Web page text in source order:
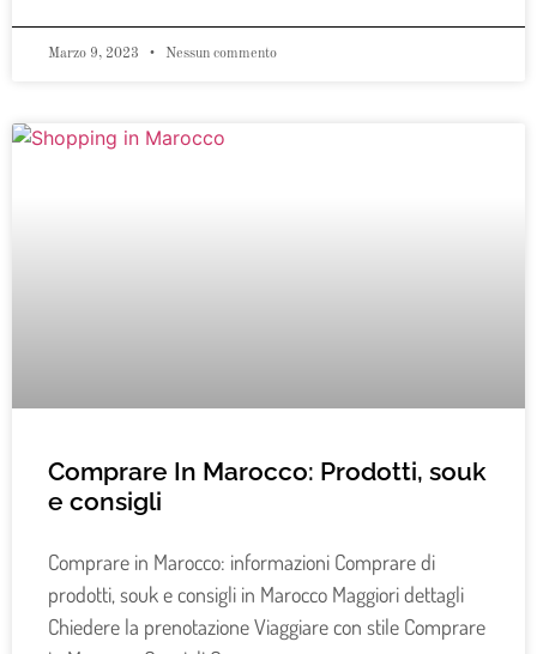
Marzo 9, 2023 Nessun commento
Comprare In Marocco: Prodotti, souk
e consigli
Comprare in Marocco: informazioni Comprare di
prodotti, souk e consigli in Marocco Maggiori dettagli
Chiedere la prenotazione Viaggiare con stile Comprare